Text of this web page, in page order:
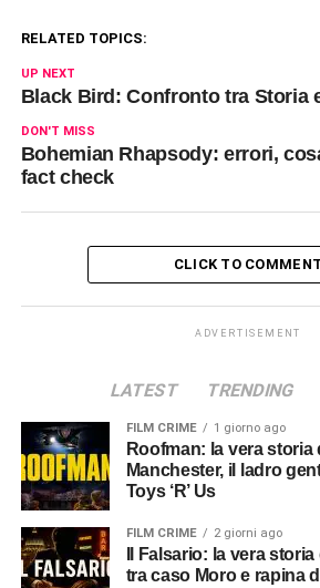
RELATED TOPICS:
UP NEXT
Black Bird: Confronto tra Storia
DON'T MISS
Bohemian Rhapsody: errori,
fact check
CLICK TO COMMENT
ADVERTISEMENT
LATEST TRENDING
FILM CRIME 1 giorno ago
Roofman: la vera storia di Jeffrey
Manchester, il ladro
Toys ‘R’ Us
FILM CRIME 2 giorni ago
tra caso Moro e rapina